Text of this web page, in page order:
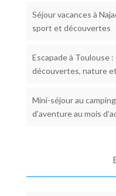
Séjour vacances à
sport et découvertes
Escapade à Toulouse
découvertes, nature
Mini-séjour au
d’aventure au mois